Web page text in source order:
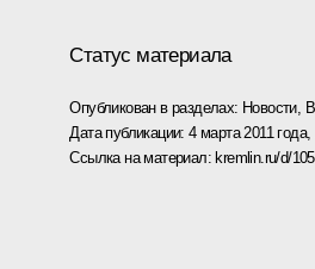
Статус материала
Опубликован в разделах: Новости,
Дата публикации:4 марта 2011 года,
Ссылка на материал:kremlin.ru/d/